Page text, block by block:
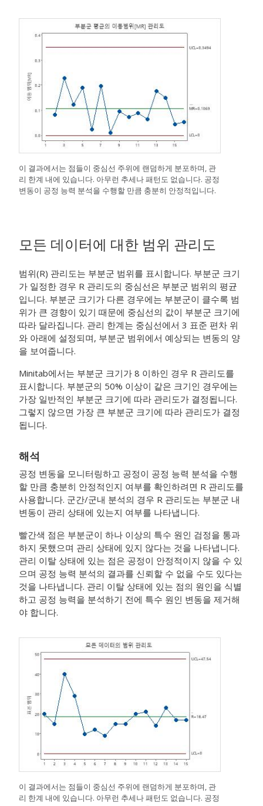
이 결과에서는 점들이 중심선 주위에 랜덤하게 분포하며, 관
리 한계 내에 있습니다. 아무런 추세나 패턴도 없습니다. 공정
변동이 공정 능력 분석을 수행할 만큼 충분히 안정적입니다.
모든 데이터에 대한 범위 관리도
범위(R) 관리도는 부분군 범위를 표시합니다. 부분군 크기
가 일정한 경우 R 관리도의 중심선은 부분군 범위의 평균
입니다. 부분군 크기가 다른 경우에는 부분군이 클수록 범
위가 큰 경향이 있기 때문에 중심선의 값이 부분군 크기에
따라 달라집니다. 관리 한계는 중심선에서 3 표준 편차 위
와 아래에 설정되며, 부분군 범위에서 예상되는 변동의 양
을 보여줍니다.
Minitab에서는 부분군 크기가 8 이하인 경우 R 관리도를
표시합니다. 부분군의 50% 이상이 같은 크기인 경우에는
가장 일반적인 부분군 크기에 따라 관리도가 결정됩니다.
그렇지 않으면 가장 큰 부분군 크기에 따라 관리도가 결정
됩니다.
해석
공정 변동을 모니터링하고 공정이 공정 능력 분석을 수행
할 만큼 충분히 안정적인지 여부를 확인하려면 R 관리도를
사용합니다. 군간/군내 분석의 경우 R 관리도는 부분군 내
변동이 관리 상태에 있는지 여부를 나타냅니다.
빨간색 점은 부분군이 하나 이상의 특수 원인 검정을 통과
하지 못했으며 관리 상태에 있지 않다는 것을 나타냅니다.
관리 이탈 상태에 있는 점은 공정이 안정적이지 않을 수 있
으며 공정 능력 분석의 결과를 신뢰할 수 없을 수도 있다는
것을 나타냅니다. 관리 이탈 상태에 있는 점의 원인을 식별
하고 공정 능력을 분석하기 전에 특수 원인 변동을 제거해
야 합니다.
이 결과에서는 점들이 중심선 주위에 랜덤하게 분포하며, 관
리 한계 내에 있습니다. 아무런 추세나 패턴도 없습니다. 공정